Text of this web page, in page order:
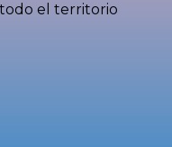
el territorio